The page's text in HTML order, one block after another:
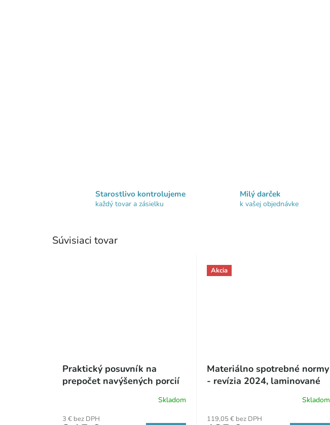
Starostlivo kontrolujeme
každý tovar a zásielku
Milý darček
k vašej objednávke
Súvisiaci tovar
Praktický posuvník na
prepočet navýšených porcií
Skladom
3 € bez DPH
Akcia
Materiálno spotrebné normy
- revízia 2024, laminované
produktu
Skladom
119,05 € bez DPH